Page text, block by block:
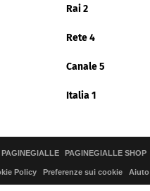
Rai 2
Rete 4
Canale 5
Italia 1
PAGINEGIALLE PAGINEGIALLE SHOP
Policy Preferenze sui cookie Aiuto